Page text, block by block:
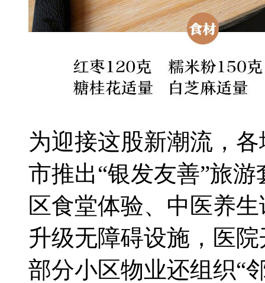
为迎接这股新潮流，
市推出“银发友善”旅
区食堂体验、中医养
升级无障碍设施，医
部分小区物业还组织“